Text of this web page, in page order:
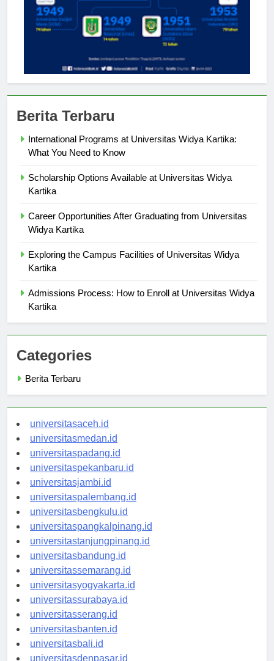
International Programs at Universitas Widya Kartika:
Scholarship Options Available at Universitas Widya
Career Opportunities After Graduating from Universitas
Exploring the Campus Facilities of Universitas Widya
Admissions Process: How to Enroll at Universitas Widya
Categories
universitasaceh.id
universitasmedan.id
universitaspadang.id
universitaspekanbaru.id
universitasjambi.id
universitaspalembang.id
universitasbengkulu.id
universitaspangkalpinang.id
universitastanjungpinang.id
universitasbandung.id
universitassemarang.id
universitasyogyakarta.id
universitassurabaya.id
universitasserang.id
universitasbanten.id
universitasbali.id